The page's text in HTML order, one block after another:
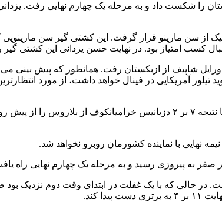
بیامباسورین از مغلوستان را شکست داد و به مرحله یک چهارم
از سن مارینو قرار گرفت. این کشتی گیر سن
یزدانی این کشتی گیر را با نتیجه ۷ بر ۲ مغلوب کرد و به مرحله نیمه
شاپیف از ازبکستان رفت. همانطور که پیش بینی می شد
دیوید تیلور آمریکایی در فینال خواهد داشت، از مورد
امیرحسین زارع پس از استراحت در دور نخست، در دور دوم با نتیجه ۷
نهایی با نماینده کشورمان روبرو نخواهد شد.
کند.